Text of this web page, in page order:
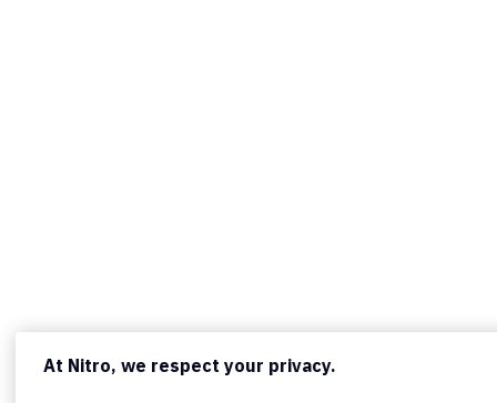
At Nitro, we respect your privacy.